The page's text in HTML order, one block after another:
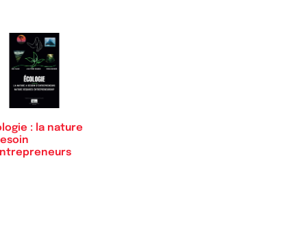
: la nature